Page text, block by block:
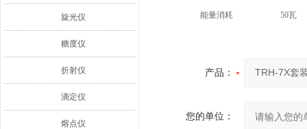
旋光仪
糖度仪
折射仪
滴定仪
熔点仪
能量消耗 50瓦
产品：
您的单位：